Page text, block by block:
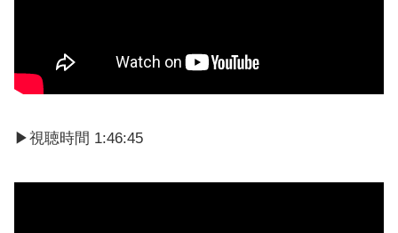
▶視聴時間 1:46:45